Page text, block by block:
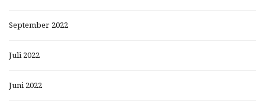
September 2022
Juli 2022
Juni 2022